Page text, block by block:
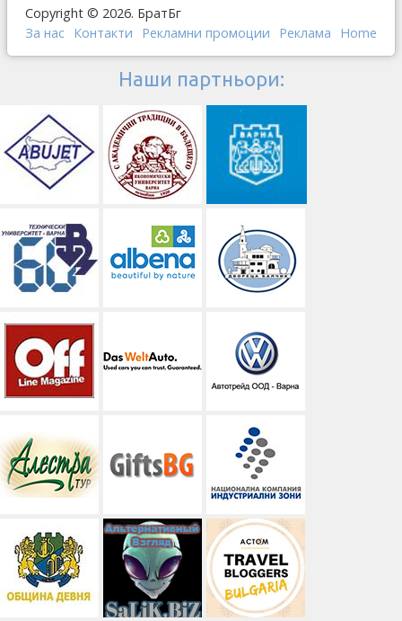
Copyright © 2026. БратБг
За нас Контакти Рекламни промоции Реклама Home
Наши партньори: